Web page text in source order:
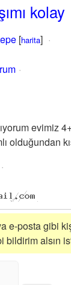
kolay
[harita]
evimiz
olduğundan
e-posta gibi
bildirim alsın